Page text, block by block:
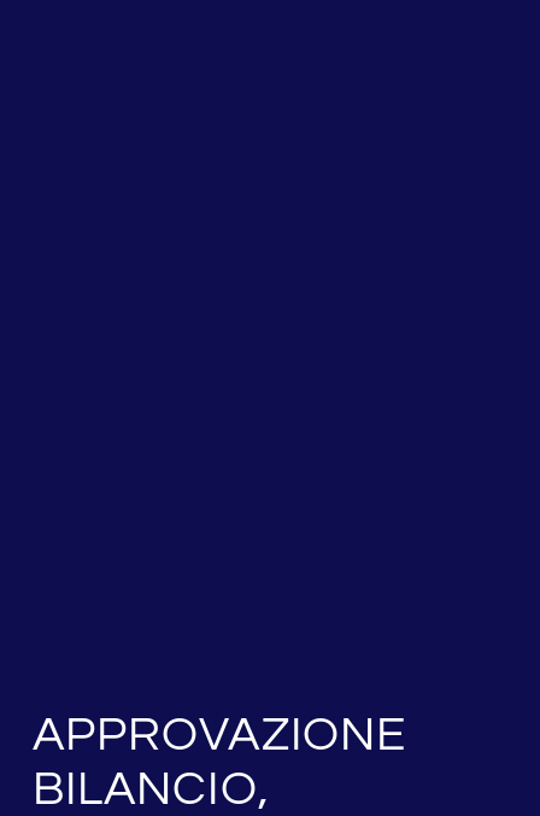
APPROVAZIONE
BILANCIO,